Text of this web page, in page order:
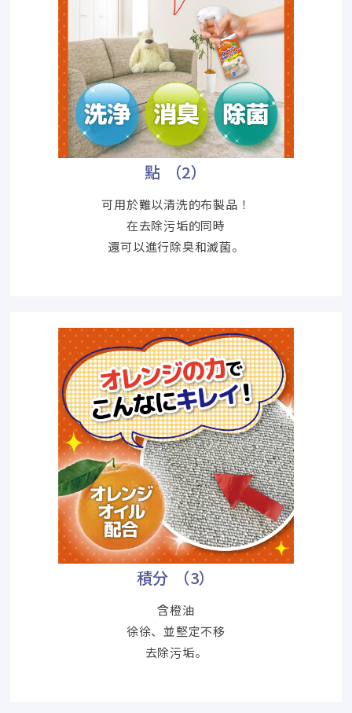
點 （2）
可用於難以清洗的布製品！
在去除污垢的同時
還可以進行除臭和滅菌。
積分 （3）
含橙油
徐徐、並堅定不移
去除污垢。